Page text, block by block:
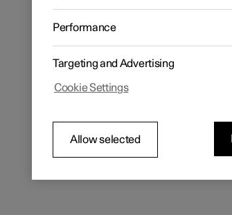
Performance
Targeting and Advertising
Cookie Settings
Allow selected